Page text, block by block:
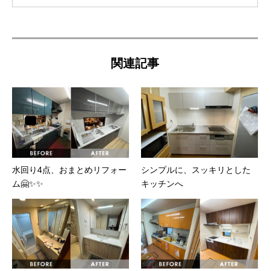
関連記事
水回り4点、おまとめリフォー
ム🤗✨✨
シンプルに、スッキリとした
キッチンへ